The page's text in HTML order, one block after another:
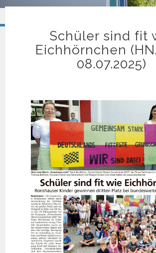
Schüler sind fit
Eichhörnchen
08.07.2025)